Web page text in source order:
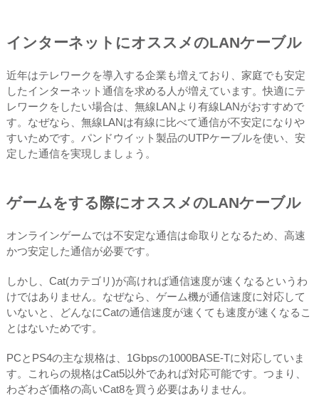
インターネットにオススメのLANケーブル
近年はテレワークを導入する企業も増えており、家庭でも安定
したインターネット通信を求める人が増えています。快適にテ
レワークをしたい場合は、無線LANより有線LANがおすすめで
す。なぜなら、無線LANは有線に比べて通信が不安定になりや
すいためです。パンドウイット製品のUTPケーブルを使い、安
定した通信を実現しましょう。
ゲームをする際にオススメのLANケーブル
オンラインゲームでは不安定な通信は命取りとなるため、高速
かつ安定した通信が必要です。
しかし、Cat(カテゴリ)が高ければ通信速度が速くなるというわ
けではありません。なぜなら、ゲーム機が通信速度に対応して
いないと、どんなにCatの通信速度が速くても速度が速くなるこ
とはないためです。
PCとPS4の主な規格は、1Gbpsの1000BASE-Tに対応していま
す。これらの規格はCat5以外であれば対応可能です。つまり、
わざわざ価格の高いCat8を買う必要はありません。